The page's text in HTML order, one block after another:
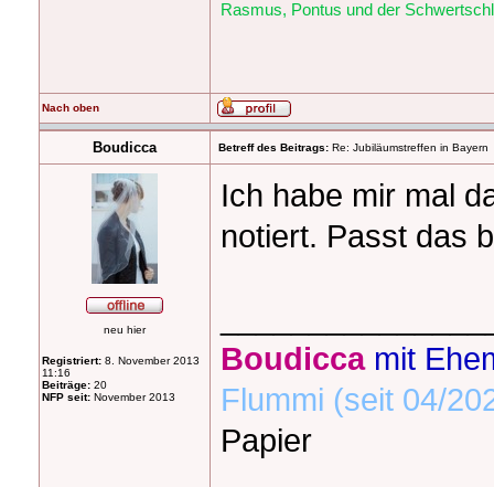
Rasmus, Pontus und der
Nach oben
Boudicca Betreff des Beitrags: Re: Jubiläumstreffen in Bayern
neu hier
Registriert: 8. November 2013
11:16
Beiträge: 20
NFP seit: November 2013
Ich habe mir mal
notiert. Passt das
Boudiccamit
Flummi (seit 04/
Papier